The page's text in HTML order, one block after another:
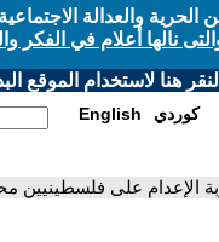
والعدالة
نالها أعلام في الفكر
هنا لاستخدام الموقع
English كوردي
على فلسطينيين